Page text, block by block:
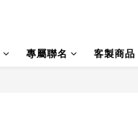
專屬聯名 客製商品